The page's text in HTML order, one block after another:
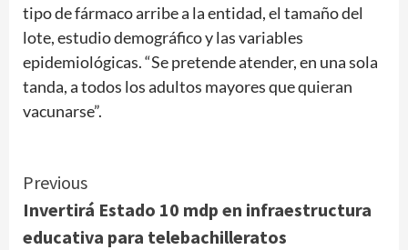
tipo de fármaco arribe a la entidad, el tamaño del
lote, estudio demográfico y las variables
epidemiológicas. “Se pretende atender, en una sola
tanda, a todos los adultos mayores que quieran
vacunarse”.
Continue
Reading
Previous
Invertirá Estado 10 mdp en infraestructura
educativa para telebachilleratos